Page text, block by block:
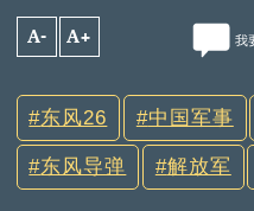
A- A+ 我
东风26 中国军事
东风导弹 解放军